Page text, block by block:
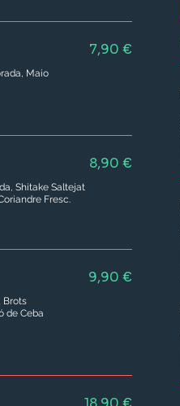
Maio
7,90 €
Shitake Saltejat
8,90 €
Brots
de Ceba
9,90 €